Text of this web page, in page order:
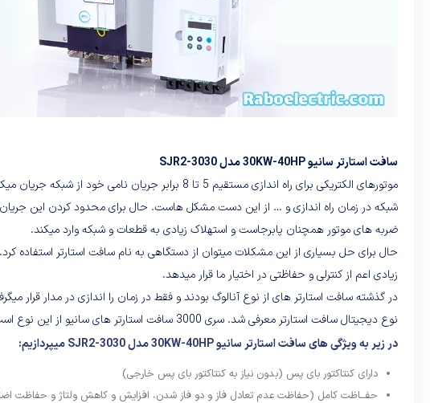
سافت استارتر سانیو 30KW-40HP مدل SJR2-3030
موتورهای الکتریکی برای راه اندازی مستقیم 5 تا
ضربه های موتور همچنان پابرجاست و استهلاک زیادی به قطعات و شبکه وارد میکند.
حال برای حل بسیاری از این مشکلات میتوان از دستگاهی به نام سافت استارتر استفاده کرد.
زیادی اعم از کنترلی و حفاظتی در اختیار ما قرار میدهد.
در گذشته سافت استارتر های از نوع آنالوگ بودند و فقط در زمان را اندازی در مدار قرار
نوع دیجیتال سافت استارتر معرفی شد. سری 3000 سافت استارتر های سانیو از این نوع است.
در زیر به ویژگی های سافت استارتر سانیو 30KW-40HP مدل SJR2-3030 میپردازیم:
دارای کنتاکتور بای پس (بدون نیاز به کنتاکتور بای پس خارجی)
حفــاظت کامل (حفاظت عدم تعادل فاز و دو فاز شدن، افزایش و کاهش ولتاژ و حفاظت